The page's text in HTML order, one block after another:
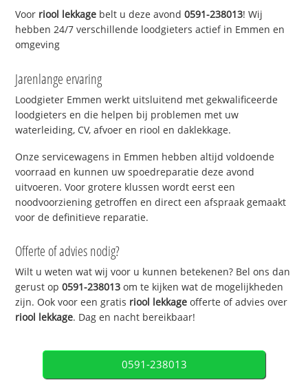
Voor riool lekkage belt u deze avond0591-238013! Wij
hebben 24/7 verschillende loodgieters actief in Emmen en
omgeving
Jarenlange ervaring
Loodgieter Emmen werkt uitsluitend met gekwalificeerde
loodgieters en die helpen bij problemen met uw
waterleiding, CV, afvoer en riool en daklekkage.
Onze servicewagens in Emmen hebben altijd voldoende
voorraad en kunnen uw spoedreparatie deze avond
uitvoeren. Voor grotere klussen wordt eerst een
noodvoorziening getroffen en direct een afspraak gemaakt
voor de definitieve reparatie.
Offerte of advies nodig?
Wilt u weten wat wij voor u kunnen betekenen? Bel ons dan
gerust op0591-238013 om te kijken wat de mogelijkheden
zijn. Ook voor een gratis riool lekkage offerte of advies over
riool lekkage. Dag en nacht bereikbaar!
0591-238013